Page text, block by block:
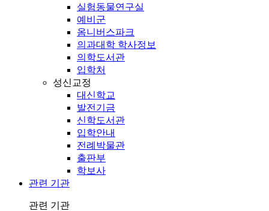
실험동물연구실
예비군
옴니버스파크
의과대학 학사정보
의학도서관
입학처
성신교정
대신학교
발전기금
신학도서관
입학안내
전례박물관
출판부
학보사
관련 기관
관련 기관